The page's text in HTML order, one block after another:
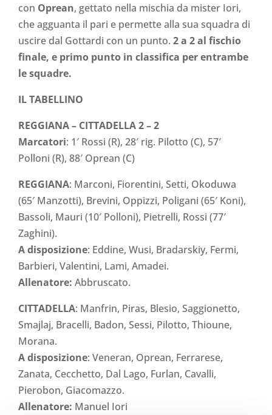
con Oprean, gettato nella mischia da mister Iori,
che agguanta il pari e permette alla sua squadra di
uscire dal Gottardi con un punto. 2 a 2 al fischio
finale, e primo punto in classifica per entrambe
le squadre.
IL TABELLINO
REGGIANA – CITTADELLA 2 – 2
Marcatori: 1′ Rossi (R), 28′ rig. Pilotto (C), 57′
Polloni (R), 88′ Oprean (C)
REGGIANA: Marconi, Fiorentini, Setti, Okoduwa
(65′ Manzotti), Brevini, Oppizzi, Poligani (65′ Koni),
Bassoli, Mauri (10′ Polloni), Pietrelli, Rossi (77′
Zaghini).
A disposizione: Eddine, Wusi, Bradarskiy, Fermi,
Barbieri, Valentini, Lami, Amadei.
Allenatore: Abbruscato.
CITTADELLA: Manfrin, Piras, Blesio, Saggionetto,
Smajlaj, Bracelli, Badon, Sessi, Pilotto, Thioune,
Morana.
A disposizione: Veneran, Oprean, Ferrarese,
Zanata, Cecchetto, Dal Lago, Furlan, Cavalli,
Pierobon, Giacomazzo.
Allenatore: Manuel Iori